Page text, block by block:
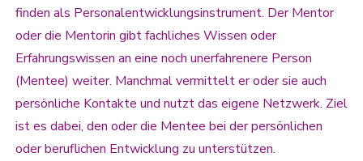
finden als Personalentwicklungsinstrument. Der Mentor
oder die Mentorin gibt fachliches Wissen oder
Erfahrungswissen an eine noch unerfahrenere Person
(Mentee) weiter. Manchmal vermittelt er oder sie auch
persönliche Kontakte und nutzt das eigene Netzwerk. Ziel
ist es dabei, den oder die Mentee bei der persönlichen
oder beruflichen Entwicklung zu unterstützen.